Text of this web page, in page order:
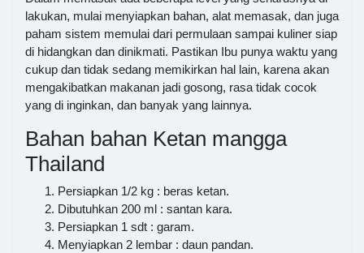
lakukan, mulai menyiapkan bahan, alat memasak, dan juga
paham sistem memulai dari permulaan sampai kuliner siap
di hidangkan dan dinikmati. Pastikan Ibu punya waktu yang
cukup dan tidak sedang memikirkan hal lain, karena akan
mengakibatkan makanan jadi gosong, rasa tidak cocok
yang di inginkan, dan banyak yang lainnya.
Bahan bahan Ketan mangga
Thailand
Persiapkan 1/2 kg : beras ketan.
Dibutuhkan 200 ml : santan kara.
Persiapkan 1 sdt : garam.
Menyiapkan 2 lembar : daun pandan.